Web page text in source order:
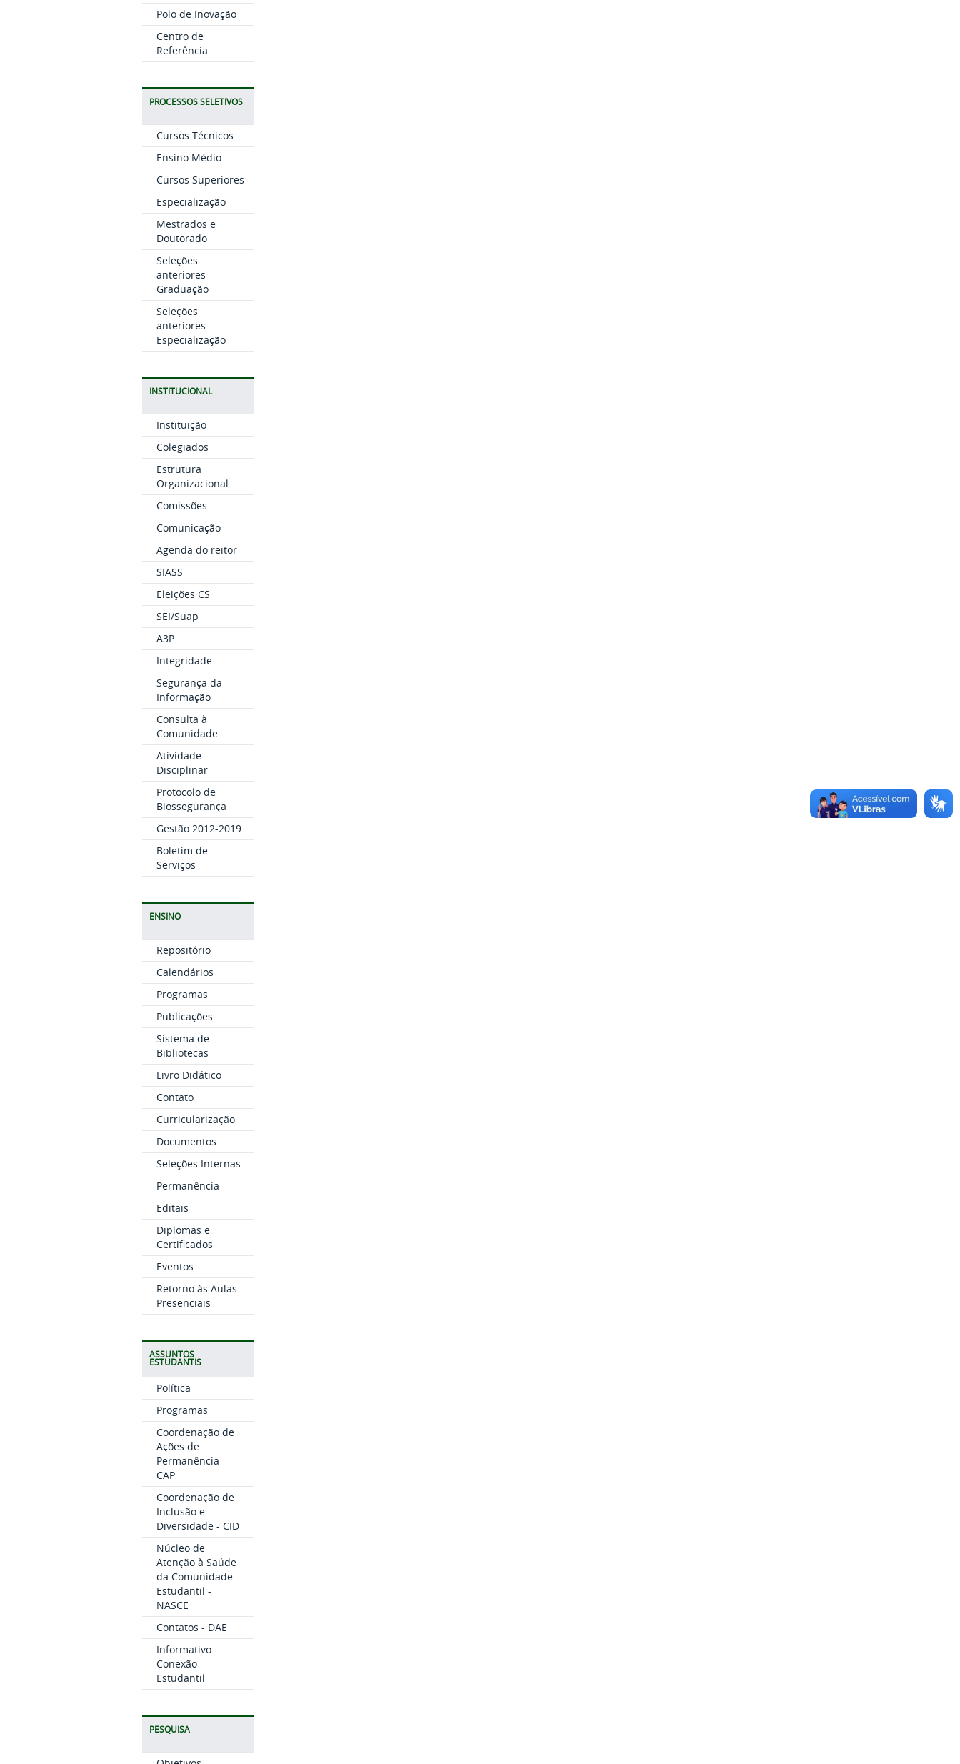
Polo de Inovação
Centro de
Referência
PROCESSOS SELETIVOS
Cursos Técnicos
Ensino Médio
Cursos Superiores
Especialização
Mestrados e
Doutorado
Seleções
anteriores -
Graduação
Seleções
anteriores -
Especialização
INSTITUCIONAL
Instituição
Colegiados
Estrutura
Organizacional
Comissões
Comunicação
Agenda do reitor
SIASS
Eleições CS
SEI/Suap
A3P
Integridade
Segurança da
Informação
Consulta à
Comunidade
Atividade
Disciplinar
Protocolo de
Biossegurança
Gestão 2012-2019
Boletim de
Serviços
ENSINO
Repositório
Calendários
Programas
Publicações
Sistema de
Bibliotecas
Livro Didático
Contato
Curricularização
Documentos
Seleções Internas
Permanência
Editais
Diplomas e
Certificados
Eventos
Retorno às Aulas
Presenciais
ASSUNTOS
ESTUDANTIS
Política
Programas
Coordenação de
Ações de
Permanência -
CAP
Coordenação de
Inclusão e
Diversidade - CID
Núcleo de
Atenção à Saúde
da Comunidade
Estudantil -
NASCE
Contatos - DAE
Informativo
Conexão
Estudantil
PESQUISA